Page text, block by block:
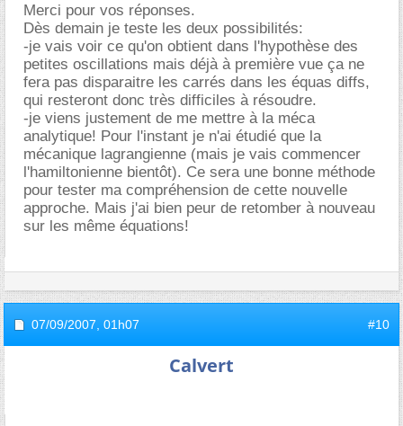
Merci pour vos réponses.
Dès demain je teste les deux possibilités:
-je vais voir ce qu'on obtient dans l'hypothèse des
petites oscillations mais déjà à première vue ça ne
fera pas disparaitre les carrés dans les équas diffs,
qui resteront donc très difficiles à résoudre.
-je viens justement de me mettre à la méca
analytique! Pour l'instant je n'ai étudié que la
mécanique lagrangienne (mais je vais commencer
l'hamiltonienne bientôt). Ce sera une bonne méthode
pour tester ma compréhension de cette nouvelle
approche. Mais j'ai bien peur de retomber à nouveau
sur les même équations!
07/09/2007, 01h07 #10
Calvert